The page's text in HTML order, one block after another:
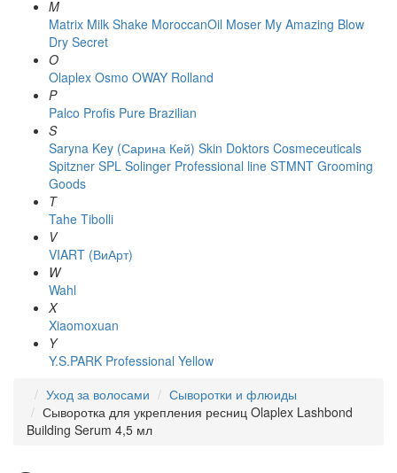
M
Matrix Milk Shake MoroccanOil Moser My Amazing Blow
Dry Secret
O
Olaplex Osmo OWAY Rolland
P
Palco Profis Pure Brazilian
S
Saryna Key (Сарина Кей) Skin Doktors Cosmeceuticals
Spitzner SPL Solinger Professional line STMNT Grooming
Goods
T
Tahe Tibolli
V
VIART (ВиАрт)
W
Wahl
X
Xiaomoxuan
Y
Y.S.PARK Professional Yellow
Уход за волосами
Сыворотки и флюиды
Сыворотка для укрепления ресниц Olaplex Lashbond
Building Serum 4,5 мл